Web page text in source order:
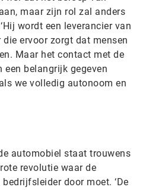
maar zijn rol zal anders
wordt een leverancier van
ervoor zorgt dat mensen
Maar het contact met de
belangrijk gegeven
we volledig autonoom en
automobiel staat trouwens
revolutie waar de
door moet. ‘De